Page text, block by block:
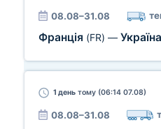
08.08–31.08
Франція (FR) — Україна
1 день тому (06:14 07.08)
08.08–31.08